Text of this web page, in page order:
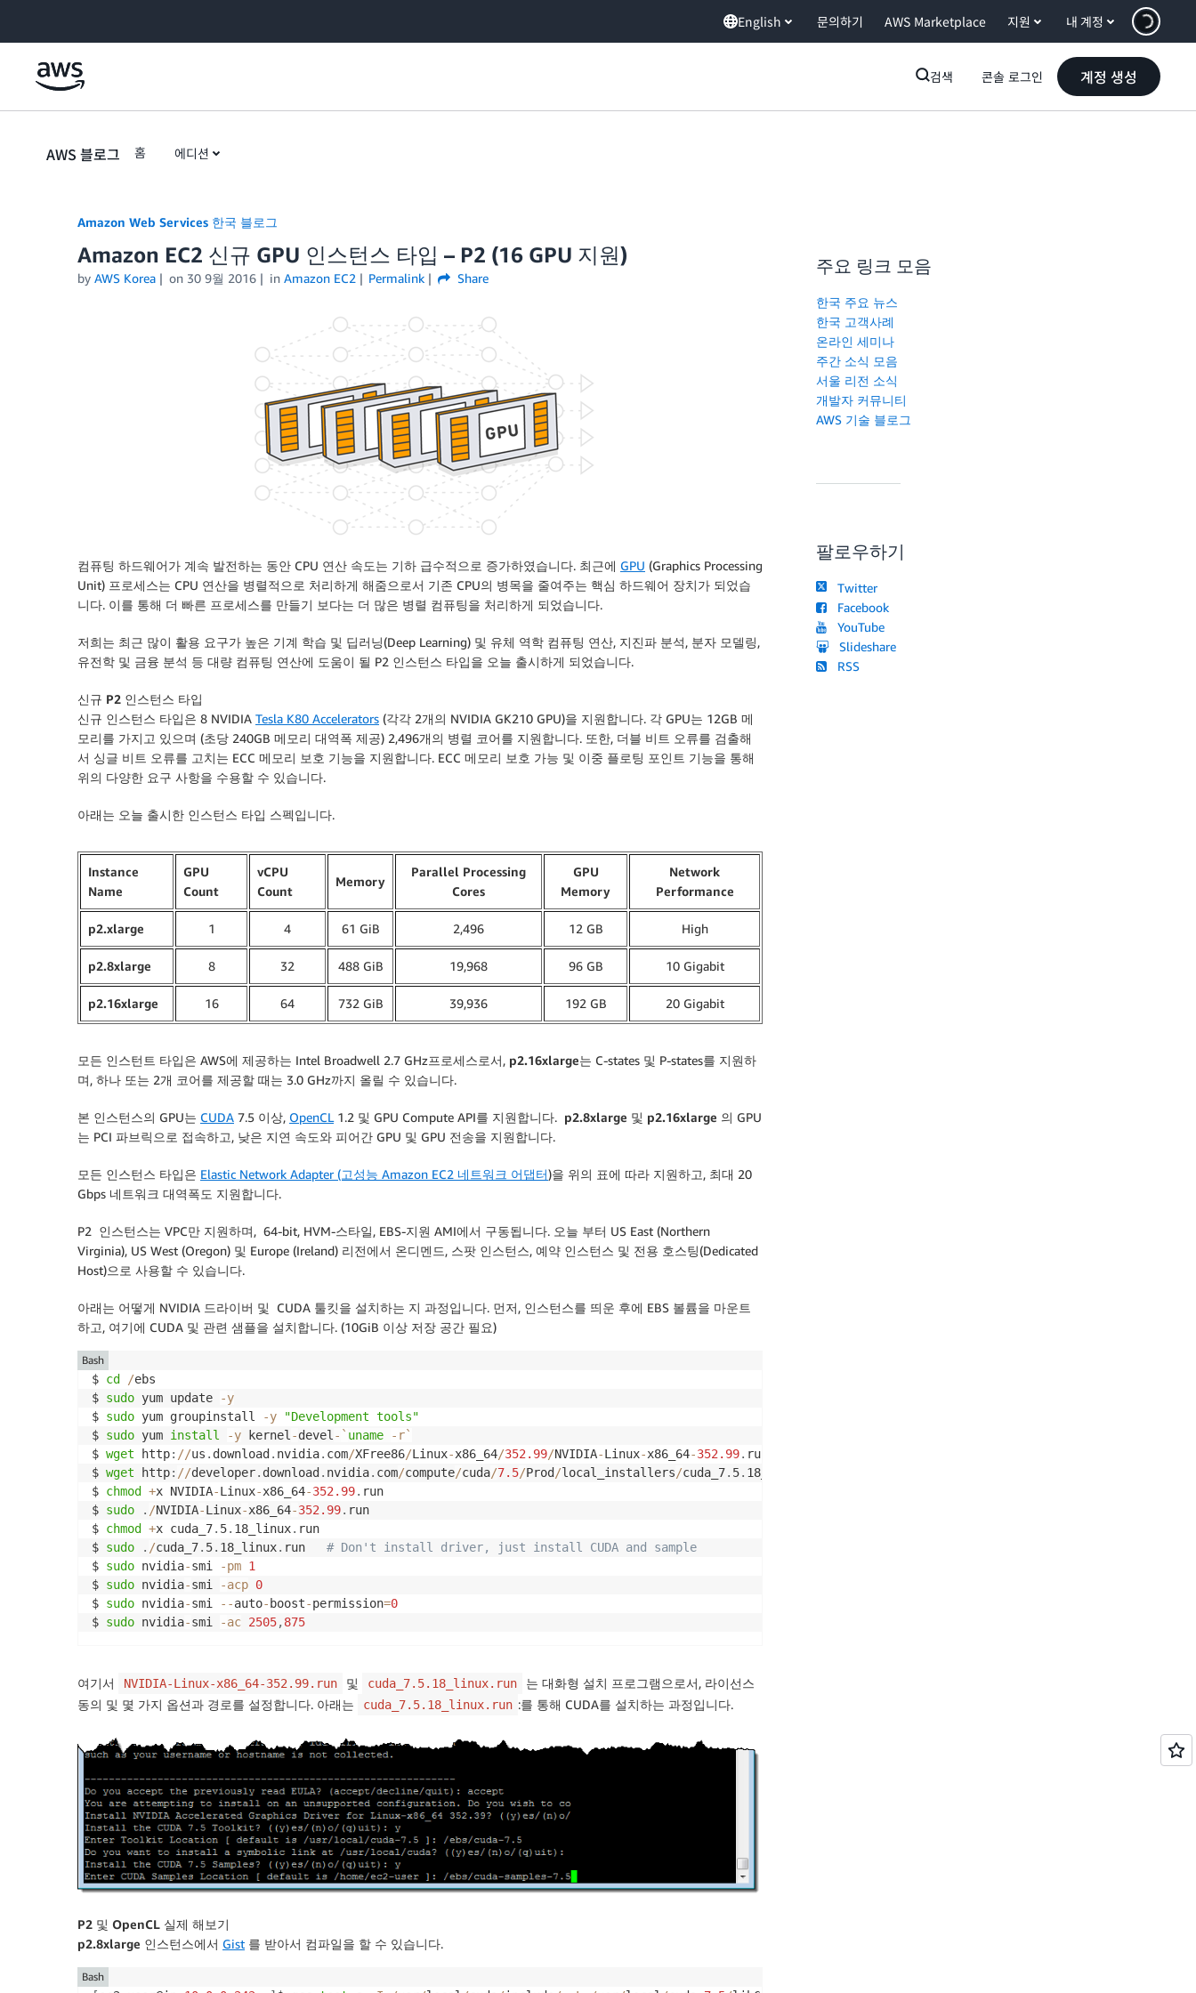
English 문의하기 AWS Marketplace 지원 내 계정
검색 콘솔 로그인 계정 생성
AWS 블로그 홈 에디션
Amazon Web Services 한국 블로그
Amazon EC2 신규 GPU 인스턴스 타입 – P2 (16 GPU 지원)
by AWS Korea on 30 9월 2016 in Amazon EC2 Permalink Share
컴퓨팅 하드웨어가 계속 발전하는 동안 CPU 연산 속도는 기하 급수적으로 증가하였습니다. 최근에 GPU (Graphics Processing
Unit) 프로세스는 CPU 연산을 병렬적으로 처리하게 해줌으로서 기존 CPU의 병목을 줄여주는 핵심 하드웨어 장치가 되었습
니다. 이를 통해 더 빠른 프로세스를 만들기 보다는 더 많은 병렬 컴퓨팅을 처리하게 되었습니다.
저희는 최근 많이 활용 요구가 높은 기계 학습 및 딥러닝(Deep Learning) 및 유체 역학 컴퓨팅 연산, 지진파 분석, 분자 모델링,
유전학 및 금융 분석 등 대량 컴퓨팅 연산에 도움이 될 P2 인스턴스 타입을 오늘 출시하게 되었습니다.
신규 P2 인스턴스 타입
신규 인스턴스 타입은 8 NVIDIA Tesla K80 Accelerators (각각 2개의 NVIDIA GK210 GPU)을 지원합니다. 각 GPU는 12GB 메
모리를 가지고 있으며 (초당 240GB 메모리 대역폭 제공) 2,496개의 병렬 코어를 지원합니다. 또한, 더블 비트 오류를 검출해
서 싱글 비트 오류를 고치는 ECC 메모리 보호 기능을 지원합니다. ECC 메모리 보호 가능 및 이중 플로팅 포인트 기능을 통해
위의 다양한 요구 사항을 수용할 수 있습니다.
아래는 오늘 출시한 인스턴스 타입 스펙입니다.
Instance
Name
GPU
Count
vCPU
Count
Memory
Parallel Processing
Cores
GPU
Memory
Network
Performance
p2.xlarge 1 4 61 GiB 2,496 12 GB High
p2.8xlarge 8 32 488 GiB 19,968 96 GB 10 Gigabit
p2.16xlarge 16 64 732 GiB 39,936 192 GB 20 Gigabit
모든 인스턴트 타입은 AWS에 제공하는 Intel Broadwell 2.7 GHz프로세스로서, p2.16xlarge는 C-states 및 P-states를 지원하
며, 하나 또는 2개 코어를 제공할 때는 3.0 GHz까지 올릴 수 있습니다.
본 인스턴스의 GPU는 CUDA 7.5 이상, OpenCL 1.2 및 GPU Compute API를 지원합니다. p2.8xlarge 및 p2.16xlarge 의 GPU
는 PCI 파브릭으로 접속하고, 낮은 지연 속도와 피어간 GPU 및 GPU 전송을 지원합니다.
모든 인스턴스 타입은 Elastic Network Adapter (고성능 Amazon EC2 네트워크 어댑터)을 위의 표에 따라 지원하고, 최대 20
Gbps 네트워크 대역폭도 지원합니다.
P2 인스턴스는 VPC만 지원하며, 64-bit, HVM-스타일, EBS-지원 AMI에서 구동됩니다. 오늘 부터 US East (Northern
Virginia), US West (Oregon) 및 Europe (Ireland) 리전에서 온디멘드, 스팟 인스턴스, 예약 인스턴스 및 전용 호스팅(Dedicated
Host)으로 사용할 수 있습니다.
아래는 어떻게 NVIDIA 드라이버 및 CUDA 툴킷을 설치하는 지 과정입니다. 먼저, 인스턴스를 띄운 후에 EBS 볼륨을 마운트
하고, 여기에 CUDA 및 관련 샘플을 설치합니다. (10GiB 이상 저장 공간 필요)
$ cd /ebs
$ sudo yum update -y
$ sudo yum groupinstall -y
"Development tools"
$ sudo yum install -y kernel -devel - ` uname - r`
$ wget http: //us . download . nvidia. com/XFree86/Linux-x86_64/352.99/NVIDIA-Linux-x86_64-352.99. run
$ wget http: //developer. download . nvidia. com/compute/cuda/7.5/Prod /local_installers/cuda_7. 5. 18_linux
$ chmod +x NVIDIA-Linux-x86_64-352.99. run
$ sudo . /NVIDIA-Linux-x86_64-352.99. run
$ chmod +x cuda_7. 5. 18_linux. run
$ sudo . /cuda_7. 5. 18_linux. run # Don't install driver, just install CUDA and sample
$ sudo nvidia-smi -pm 1
$ sudo nvidia-smi -acp 0
$ sudo nvidia-smi --auto- boost-permission=0
$ sudo nvidia-smi -ac 2505,875
Bash
여기서 NVIDIA-Linux-x86_64-352.99.run 및 cuda_7.5.18_linux.run
는 대화형 설치 프로그램으로서, 라이선스
동의 및 몇 가지 옵션과 경로를 설정합니다. 아래는
cuda_7.5.18_linux.run :를 통해 CUDA를 설치하는 과정입니다.
P2 및 OpenCL 실제 해보기
p2.8xlarge 인스턴스에서 Gist 를 받아서 컴파일을 할 수 있습니다.
Bash
주요 링크 모음
한국 주요 뉴스
한국 고객사례
온라인 세미나
주간 소식 모음
서울 리전 소식
개발자 커뮤니티
AWS 기술 블로그
팔로우하기
Twitter
Facebook
YouTube
Slideshare
RSS